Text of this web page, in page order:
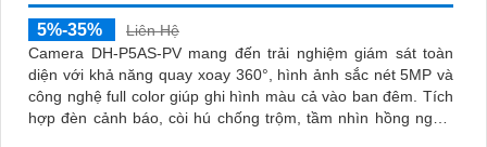
5%-35%
Liên Hệ
Camera DH-P5AS-PV mang đến trải nghiệm giám sát toàn
diện với khả năng quay xoay 360°, hình ảnh sắc nét 5MP và
công nghệ full color giúp ghi hình màu cả vào ban đêm. Tích
hợp đèn cảnh báo, còi hú chống trộm, tầm nhìn hồng ngoại